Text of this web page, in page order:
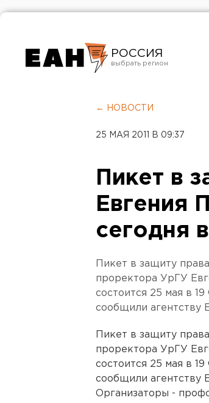
РОССИЯ
Челябинск
← НОВОСТИ
25 МАЯ 2011 В 09:37
Пикет в
Евгения
сегодня
Пикет в защиту
проректора УрГУ
состоится 25 мая в
сообщили агентству
Пикет в защиту
проректора УрГУ
состоится 25 мая в
сообщили агентству
Организаторы -